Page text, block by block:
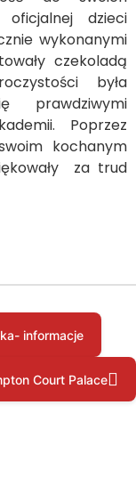
dzieci
wykonanymi
czekoladą
była
prawdziwymi
Poprzez
kochanym
za trud
informacje
Court Palace